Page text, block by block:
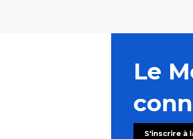
Le
S'inscrire à